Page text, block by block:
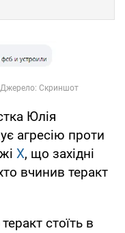
Юлія
агресію проти
Х, що західні
вчинив теракт
стоїть в